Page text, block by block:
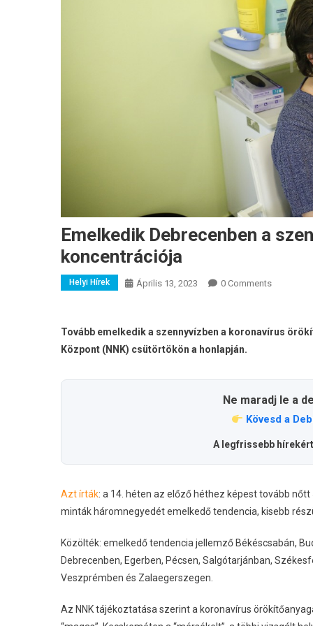
Emelkedik Debrecenben a
koncentrációja
Helyi Hírek Április 13, 2023 0 Comments
Tovább emelkedik a szennyvízben a koronavírus
Központ (NNK) csütörtökön a honlapján.
Ne maradj le a
Kövesd a
A legfrissebb
Azt írták: a 14. héten az előző héthez képest tovább
minták háromnegyedét emelkedő tendencia, kisebb
Közölték: emelkedő tendencia jellemző Békéscsabán,
Debrecenben, Egerben, Pécsen, Salgótarjánban,
Veszprémben és Zalaegerszegen.
Az NNK tájékoztatása szerint a koronavírus